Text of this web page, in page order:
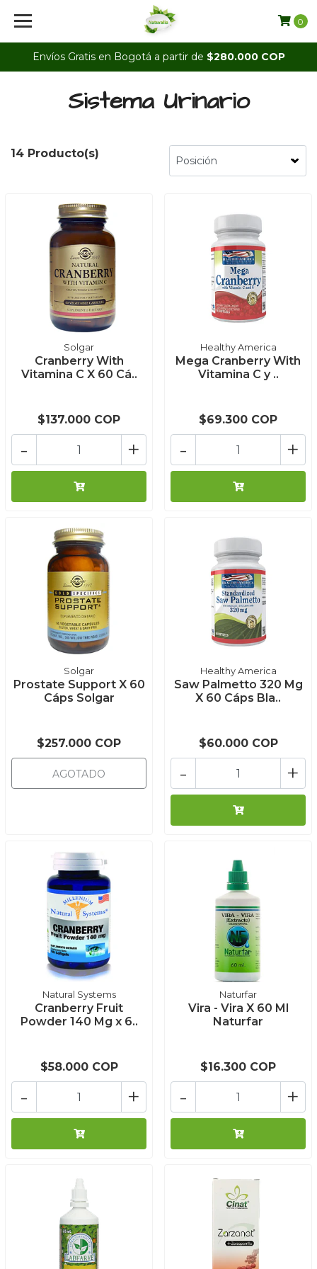
Envíos Gratis en Bogotá a partir de $280.000 COP
0
Sistema Urinario
14 Producto(s)
Solgar
Cranberry With
Vitamina C X 60 Cá..
$137.000 COP
+
-
Healthy America
Mega Cranberry With
Vitamina C y ..
$69.300 COP
+
-
Solgar
Prostate Support X 60
Cáps Solgar
$257.000 COP
AGOTADO
Healthy America
Saw Palmetto 320 Mg
X 60 Cáps Bla..
$60.000 COP
+
-
Natural Systems
Cranberry Fruit
Powder 140 Mg x 6..
$58.000 COP
+
-
Naturfar
Vira - Vira X 60 Ml
Naturfar
$16.300 COP
+
-